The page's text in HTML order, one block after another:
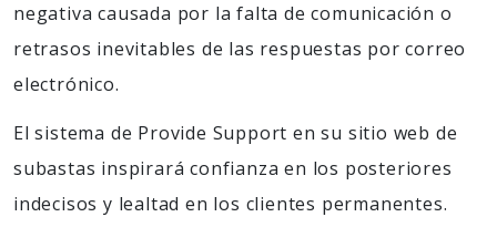
negativa causada por la falta de comunicación o
retrasos inevitables de las respuestas por correo
electrónico.
El sistema de Provide Support en su sitio web de
subastas inspirará confianza en los posteriores
indecisos y lealtad en los clientes permanentes.